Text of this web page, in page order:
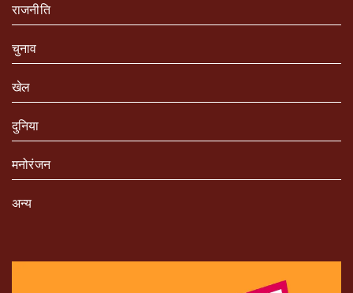
राजनीति
चुनाव
खेल
दुनिया
मनोरंजन
अन्य